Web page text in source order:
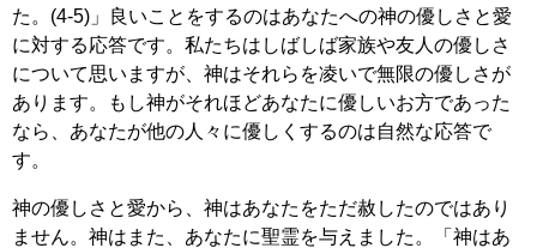
た。(4-5)」良いことをするのはあなたへの神の優しさと愛
に対する応答です。私たちはしばしば家族や友人の優しさ
について思いますが、神はそれらを凌いで無限の優しさが
あります。もし神がそれほどあなたに優しいお方であった
なら、あなたが他の人々に優しくするのは自然な応答で
す。
神の優しさと愛から、神はあなたをただ赦したのではあり
ません。神はまた、あなたに聖霊を与えました。「神はあ